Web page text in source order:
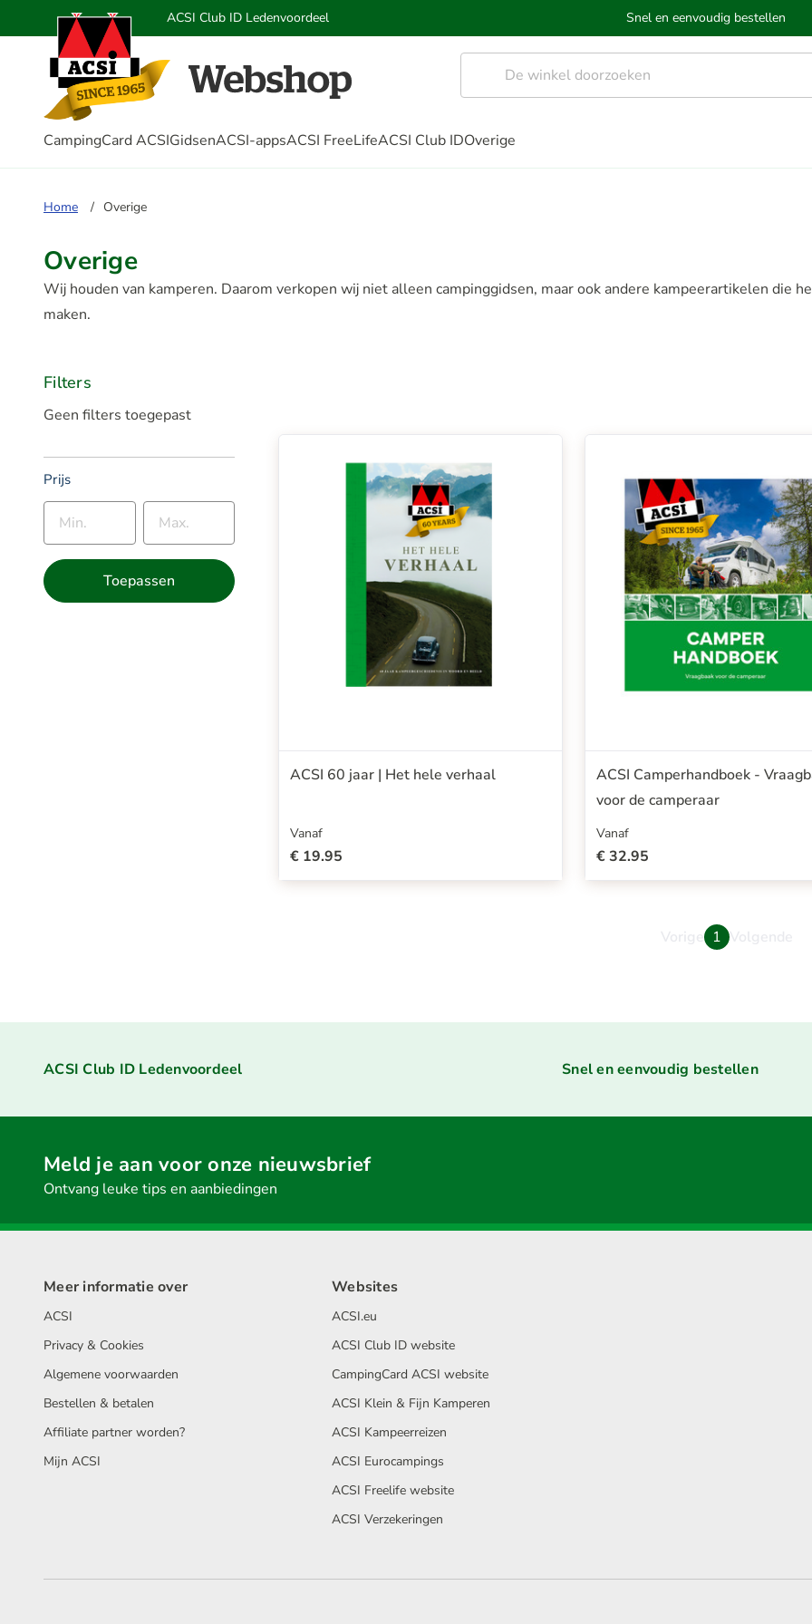
ACSI Club ID Ledenvoordeel Snel en eenvoudig bestellen
CampingCard ACSIGidsenACSI-appsACSI FreeLifeACSI Club IDOverige
Home Overige
Overige
Wij houden van kamperen. Daarom verkopen wij niet alleen campinggidsen, maar ook andere kampeerartikelen die
maken.
Filters
Geen filters toegepast
Prijs
Toepassen
ACSI 60 jaar | Het hele verhaal
Vanaf
€ 19.95
ACSI Camperhandboek -
voor de camperaar
Vanaf
€ 32.95
1 Volgende
ACSI Club ID Ledenvoordeel Snel en eenvoudig bestellen
Meld je aan voor onze nieuwsbrief
Ontvang leuke tips en aanbiedingen
Meer informatie over
ACSI
Privacy & Cookies
Algemene voorwaarden
Bestellen & betalen
Affiliate partner worden?
Mijn ACSI
Websites
ACSI.eu
ACSI Club ID website
CampingCard ACSI website
ACSI Klein & Fijn Kamperen
ACSI Kampeerreizen
ACSI Eurocampings
ACSI Freelife website
ACSI Verzekeringen